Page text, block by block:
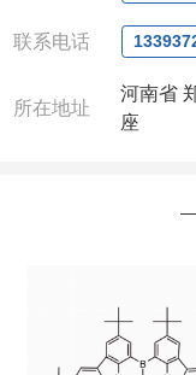
联系电话
所在地址
河南省
座